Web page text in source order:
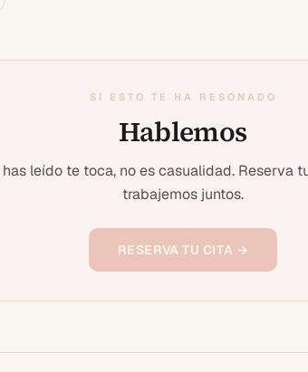
SI ESTO TE HA RESONADO
Hablemos
has leído te toca, no es casualidad. Reserva
trabajemos juntos.
RESERVA TU CITA →